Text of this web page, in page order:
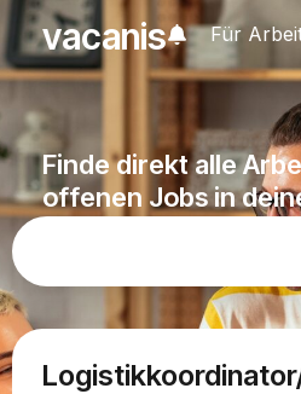
vacanis Für
Finde direkt alle
offenen Jobs in